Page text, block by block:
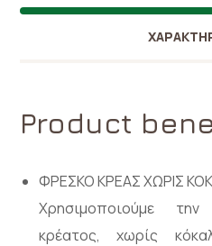
Product
ΦΡΕΣΚΟ ΚΡΕΑΣ ΧΩΡΙΣ
Χρησιμοποιούμε
κρέατος, χωρίς